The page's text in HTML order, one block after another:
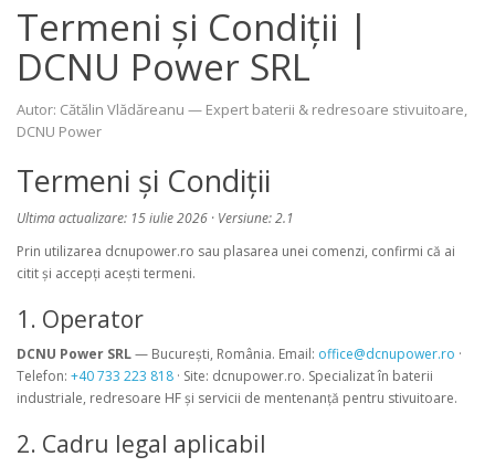
Termeni și Condiții |
DCNU Power SRL
Autor: Cătălin Vlădăreanu — Expert baterii & redresoare stivuitoare,
DCNU Power
Termeni și Condiții
Ultima actualizare: 15 iulie 2026 · Versiune: 2.1
Prin utilizarea dcnupower.ro sau plasarea unei comenzi, confirmi că ai
citit și accepți acești termeni.
1. Operator
DCNU Power SRL— București, România. Email: office@dcnupower.ro ·
Telefon: +40 733 223 818 · Site: dcnupower.ro. Specializat în baterii
industriale, redresoare HF și servicii de mentenanță pentru stivuitoare.
2. Cadru legal aplicabil